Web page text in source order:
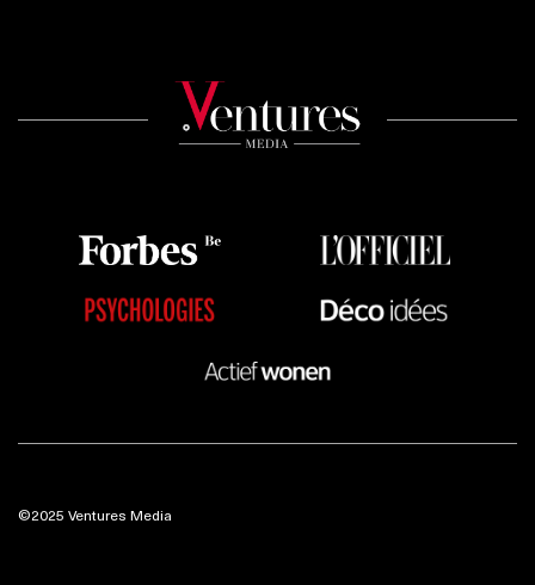
©2025 Ventures Media